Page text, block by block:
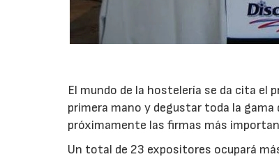
El mundo de la hostelería se da cita el
primera mano y degustar toda la
próximamente las firmas más
Un total de 23 expositores ocupará